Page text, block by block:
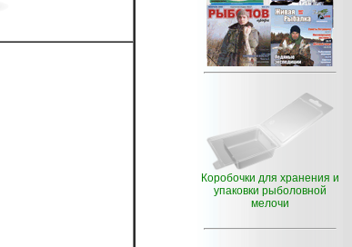
Коробочки для хранения и
упаковки рыболовной
мелочи